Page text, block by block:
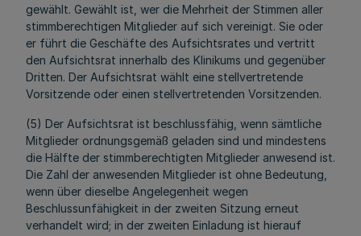
gewählt. Gewählt ist, wer die Mehrheit der Stimmen aller
stimmberechtigen Mitglieder auf sich vereinigt. Sie oder
er führt die Geschäfte des Aufsichtsrates und vertritt
den Aufsichtsrat innerhalb des Klinikums und gegenüber
Dritten. Der Aufsichtsrat wählt eine stellvertretende
Vorsitzende oder einen stellvertretenden Vorsitzenden.
(5) Der Aufsichtsrat ist beschlussfähig, wenn sämtliche
Mitglieder ordnungsgemäß geladen sind und mindestens
die Hälfte der stimmberechtigten Mitglieder anwesend ist.
Die Zahl der anwesenden Mitglieder ist ohne Bedeutung,
wenn über dieselbe Angelegenheit wegen
Beschlussunfähigkeit in der zweiten Sitzung erneut
verhandelt wird; in der zweiten Einladung ist hierauf